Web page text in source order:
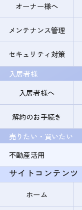
オーナー様へ
メンテナンス管理
セキュリティ対策
入居者様
入居者様へ
解約のお手続き
売りたい・買いたい
不動産活用
サイトコンテンツ
ホーム